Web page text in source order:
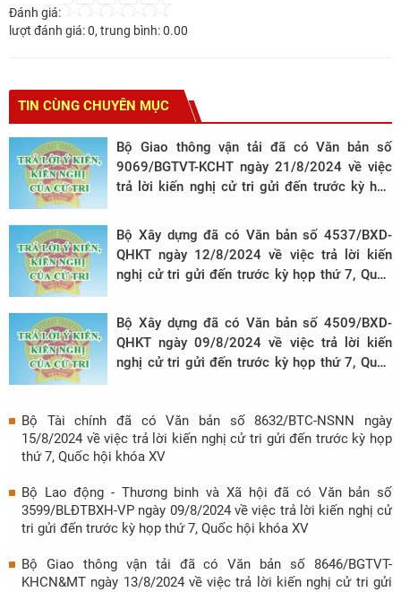
Đánh giá:
lượt đánh giá:0, trung bình:0.00
TIN CÙNG CHUYÊN MỤC
Bộ Giao thông vận tải đã có Văn bản số
9069/BGTVT-KCHT ngày 21/8/2024 về việc
trả lời kiến nghị cử tri gửi đến trước kỳ họp
Bộ Xây dựng đã có Văn bản số 4537/BXD-
QHKT ngày 12/8/2024 về việc trả lời kiến
nghị cử tri gửi đến trước kỳ họp thứ 7, Quốc
Bộ Xây dựng đã có Văn bản số 4509/BXD-
QHKT ngày 09/8/2024 về việc trả lời kiến
nghị cử tri gửi đến trước kỳ họp thứ 7, Quốc
Bộ Tài chính đã có Văn bản số 8632/BTC-NSNN ngày
15/8/2024 về việc trả lời kiến nghị cử tri gửi đến trước kỳ họp
thứ 7, Quốc hội khóa XV
Bộ Lao động - Thương binh và Xã hội đã có Văn bản số
3599/BLĐTBXH-VP ngày 09/8/2024 về việc trả lời kiến nghị cử
tri gửi đến trước kỳ họp thứ 7, Quốc hội khóa XV
Bộ Giao thông vận tải đã có Văn bản số 8646/BGTVT-
KHCN&MT ngày 13/8/2024 về việc trả lời kiến nghị cử tri gửi